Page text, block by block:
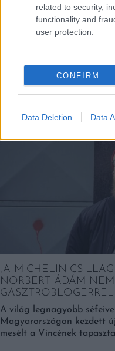
related to security,
functionality and
user protection.
CONFIRM
Data Deletion Data
EZEK IS
„A MICHELIN-
NORBERT ÁDÁM
GASZTROBLOGERREL
A világ legnagyobb
Magyarországon kezdett
mesélt a Vincének